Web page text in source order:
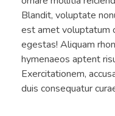
Blandit, voluptate
est amet voluptatum
egestas! Aliquam
hymenaeos aptent
Exercitationem,
duis consequatur